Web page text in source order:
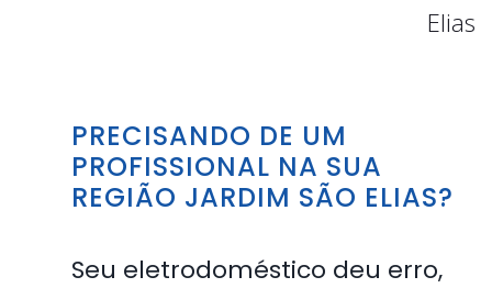
Elias
PRECISANDO DE UM
PROFISSIONAL NA SUA
REGIÃO JARDIM SÃO ELIAS?
Seu eletrodoméstico deu erro,